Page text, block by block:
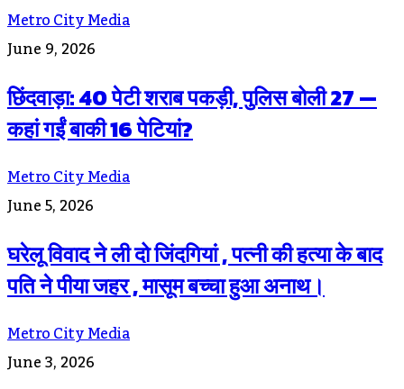
Metro City Media
June 9, 2026
छिंदवाड़ा: 40 पेटी शराब पकड़ी, पुलिस बोली 27 —
कहां गईं बाकी 16 पेटियां?
Metro City Media
June 5, 2026
घरेलू विवाद ने ली दो जिंदगियां , पत्नी की हत्या के बाद
पति ने पीया जहर , मासूम बच्चा हुआ अनाथ।
Metro City Media
June 3, 2026